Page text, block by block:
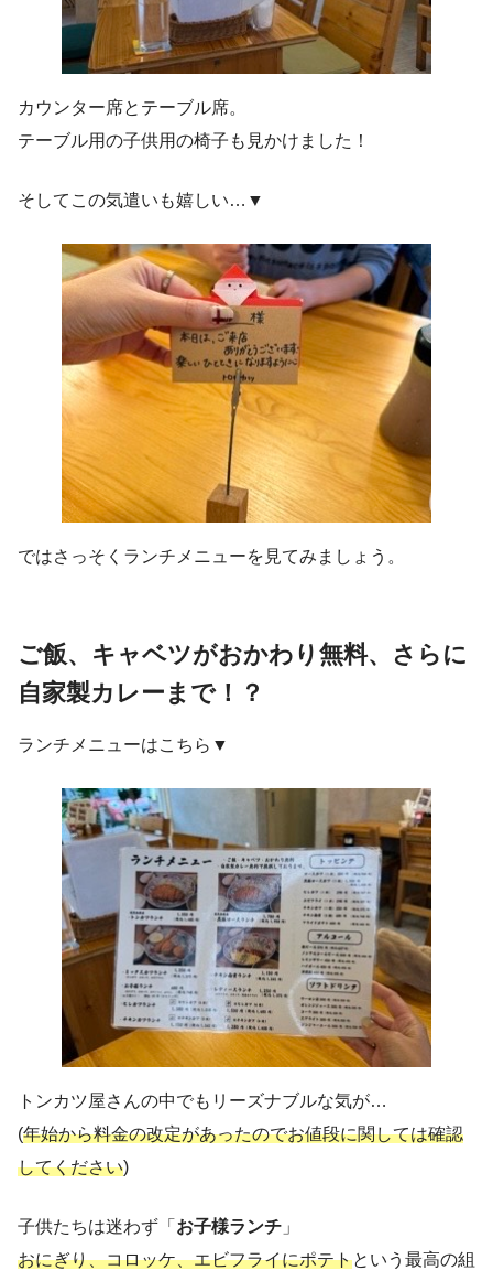
カウンター席とテーブル席。
テーブル用の子供用の椅子も見かけました！
そしてこの気遣いも嬉しい…▼
ではさっそくランチメニューを見てみましょう。
ご飯、キャベツがおかわり無料、さらに
自家製カレーまで！？
ランチメニューはこちら▼
トンカツ屋さんの中でもリーズナブルな気が…
(年始から料金の改定があったのでお値段に関しては確認
してください)
子供たちは迷わず「 お子様ランチ 」
おにぎり、コロッケ、エビフライにポテトという最高の組